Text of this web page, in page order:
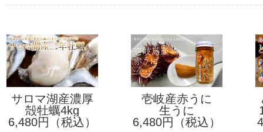
サロマ湖産濃厚
二年牡蠣
殻牡蠣4kg
6,480円（税込）
壱岐産赤うに
生うに
6,480円（税込）